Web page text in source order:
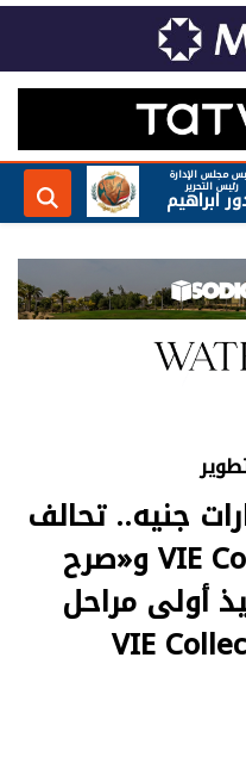
مجلس الإدارة
رئيس التحرير
ابراهيم
10 مليارات جنيه.. تحالف
بين VIE Communities و«صرح
أولى مراحل